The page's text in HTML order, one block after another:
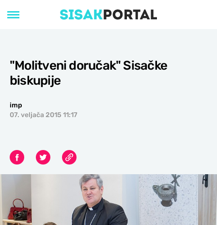
"Molitveni doručak" Sisačke
biskupije
imp
07. veljača 2015 11:17